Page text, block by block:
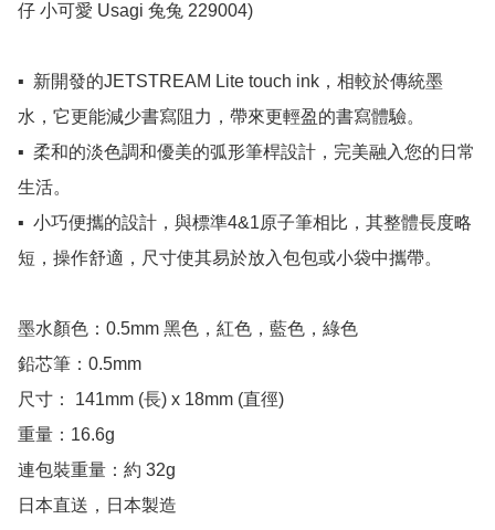
仔 小可愛 Usagi 兔兔 229004)
▪️  新開發的JETSTREAM Lite touch ink，相較於傳統墨
水，它更能減少書寫阻力，帶來更輕盈的書寫體驗。
▪️  柔和的淡色調和優美的弧形筆桿設計，完美融入您的日常
生活。
▪️  小巧便攜的設計，與標準4&1原子筆相比，其整體長度略
短，操作舒適，尺寸使其易於放入包包或小袋中攜帶。
墨水顏色：0.5mm 黑色，紅色，藍色，綠色
鉛芯筆：0.5mm
尺寸： 141mm (長) x 18mm (直徑)
重量：16.6g
連包裝重量：約 32g
日本直送，日本製造